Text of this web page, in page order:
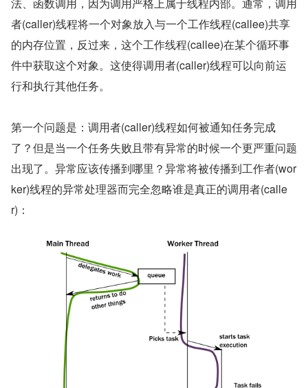
法、函数调用，因为调用严格上属于线程内部。通常，调用
者(caller)线程将一个对象放入与一个工作线程(callee)共享
的内存位置，反过来，这个工作线程(callee)在某个循环事
件中获取这个对象。这使得调用者(caller)线程可以向前运
行和执行其他任务。
第一个问题是：调用者(caller)线程如何被通知任务完成
了？但是当一个任务失败且带有异常的时候一个更严重问题
出现了。异常应该传播到哪里？异常将被传播到工作者(wor
ker)线程的异常处理器而完全忽略谁是真正的调用者(calle
r)：